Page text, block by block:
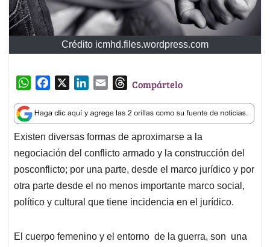
Crédito icmhd.files.wordpress.com
W
a
t
s
A
p
p
c
e
b
o
o
k
n
k
e
d
I
n
a
i
l
T
r
e
a
d
s
Compártelo
Existen diversas formas de aproximarse a la
negociación del conflicto armado y la construcción del
posconflicto; por una parte, desde el marco jurídico y por
otra parte desde el no menos importante marco social,
político y cultural que tiene incidencia en el jurídico.
El cuerpo femenino y el entorno de la guerra, son una